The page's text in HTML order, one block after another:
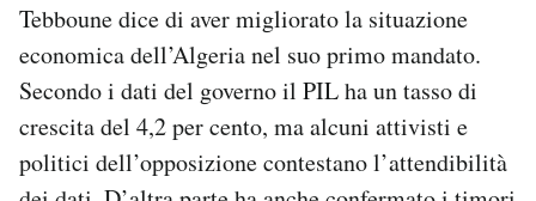
Tebboune dice di aver migliorato la situazione
economica dell’Algeria nel suo primo mandato.
Secondo i dati del governo il PIL ha un tasso di
crescita del 4,2 per cento, ma alcuni attivisti e
politici dell’opposizione contestano l’attendibilità